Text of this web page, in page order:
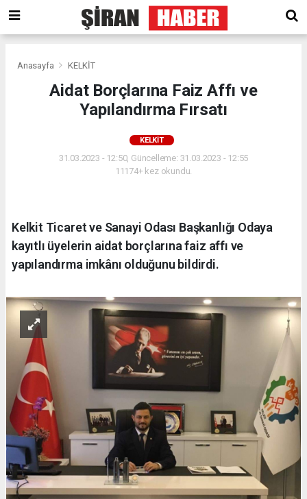
Anasayfa KELKİT
Aidat Borçlarına Faiz Affı ve
Yapılandırma Fırsatı
KELKİT
31.03.2023 - 12:50, Güncelleme: 31.03.2023 - 12:55
11174+ kez okundu.
Kelkit Ticaret ve Sanayi Odası Başkanlığı Odaya
kayıtlı üyelerin aidat borçlarına faiz affı ve
yapılandırma imkânı olduğunu bildirdi.